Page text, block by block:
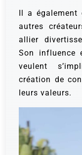
Il a
autres
allier
Son influence
veulent
création de
leurs valeurs.